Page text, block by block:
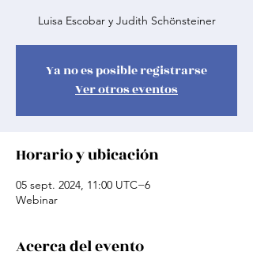
Luisa Escobar y Judith Schönsteiner
Ya no es posible registrarse
Ver otros eventos
Horario y ubicación
05 sept. 2024, 11:00 UTC−6
Webinar
Acerca del evento